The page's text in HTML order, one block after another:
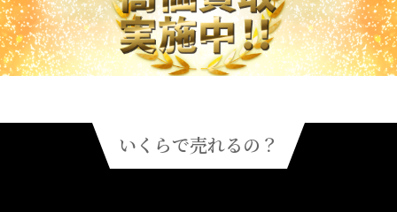
いくらで売れるの？